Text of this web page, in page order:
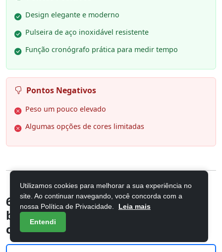
Design elegante e moderno
Pulseira de aço inoxidável resistente
Função cronógrafo prática para medir tempo
Pontos Negativos
Peso um pouco elevado
Algumas opções de cores limitadas
6. Rel gio anal gico feminino
banhado a sol com fase da lua 14 K
com puls
Utilizamos cookies para melhorar a sua experiência no
site. Ao continuar navegando, você concorda com a
nossa Política de Privacidade.
Leia mais
Entendi